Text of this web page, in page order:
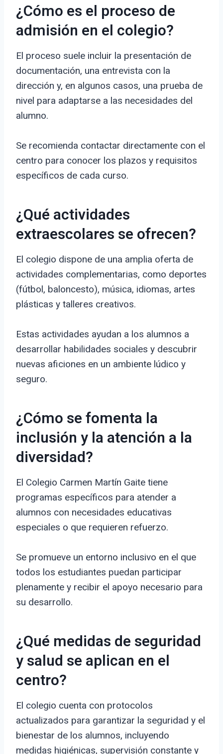
¿Cómo es el proceso de
admisión en el colegio?
El proceso suele incluir la presentación de
documentación, una entrevista con la
dirección y, en algunos casos, una prueba de
nivel para adaptarse a las necesidades del
alumno.
Se recomienda contactar directamente con el
centro para conocer los plazos y requisitos
específicos de cada curso.
¿Qué actividades
extraescolares se ofrecen?
El colegio dispone de una amplia oferta de
actividades complementarias, como deportes
(fútbol, baloncesto), música, idiomas, artes
plásticas y talleres creativos.
Estas actividades ayudan a los alumnos a
desarrollar habilidades sociales y descubrir
nuevas aficiones en un ambiente lúdico y
seguro.
¿Cómo se fomenta la
inclusión y la atención a la
diversidad?
El Colegio Carmen Martín Gaite tiene
programas específicos para atender a
alumnos con necesidades educativas
especiales o que requieren refuerzo.
Se promueve un entorno inclusivo en el que
todos los estudiantes puedan participar
plenamente y recibir el apoyo necesario para
su desarrollo.
¿Qué medidas de seguridad
y salud se aplican en el
centro?
El colegio cuenta con protocolos
actualizados para garantizar la seguridad y el
bienestar de los alumnos, incluyendo
medidas higiénicas, supervisión constante y